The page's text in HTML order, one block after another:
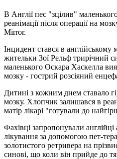
В Англії пес "зцілив"
реанімації після операції на
Mirror.
Інцидент стався в англійському
жительки Зої Рельф трирічний
маленького Оскара Хаскелла
мозку - гострий розсіяний
Дитині з кожним днем ​​ставало
мозку. Хлопчик залишався в
матір лікарі "готували до
Фахівці запропонували
лікування за допомогою пет-
золотистого ретривера на
синові, що коли він прийде до